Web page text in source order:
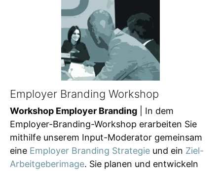
Employer Branding Workshop
Workshop Employer Branding | In dem
Employer-Branding-Workshop erarbeiten Sie
mithilfe unserem Input-Moderator gemeinsam
eine Employer Branding Strategie und ein Ziel-
Arbeitgeberimage. Sie planen und entwickeln